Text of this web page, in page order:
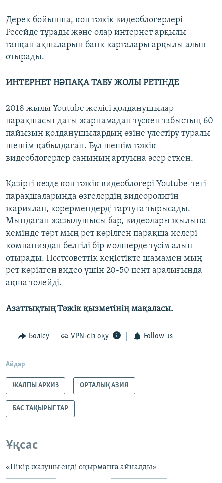
Дерек бойынша, көп тәжік видеоблогерлері
Ресейде тұрады және олар интернет арқылы
тапқан ақшаларын банк карталары арқылы алып
отырады.
ИНТЕРНЕТ НӘПАҚА ТАБУ ЖОЛЫ РЕТІНДЕ
2018 жылы Youtube желісі қолданушылар
парақшасындағы жарнамадан түскен табыстың 60
пайызын қолданушылардың өзіне үлестіру туралы
шешім қабылдаған. Бұл шешім тәжік
видеоблогерлер санының артуына әсер еткен.
Қазіргі кезде көп тәжік видеоблогері Youtube-тегі
парақшаларында өзгелердің видеоролигін
жариялап, көрермендерді тартуға тырысады.
Мындаған жазылушысы бар, видеолары жылына
кемінде төрт мың рет көрілген парақша иелері
компаниядан белгілі бір мөлшерде түсім алып
отырады. Постсоветтік кеңістікте шамамен мың
рет көрілген видео үшін 20-50 цент аралығында
ақша төлейді.
Азаттықтың Тәжік қызметінің мақаласы.
Бөлісу VPN-сіз оқу Follow us
Айдар
ЖАЛПЫ АРХИВ ОРТАЛЫҚ АЗИЯ
БАС ТАҚЫРЫПТАР
Ұқсас
«Пікір жазушы енді оқырманға айналды»